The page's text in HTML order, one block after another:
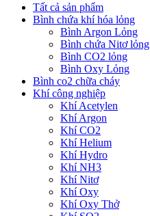
Tất cả sản phẩm
Bình chứa khí hóa lỏng
Bình Argon Lỏng
Bình chứa Nitơ lỏng
Bình CO2 lỏng
Bình Oxy Lỏng
Bình co2 chữa cháy
Khí công nghiệp
Khí Acetylen
Khí Argon
Khí CO2
Khí Helium
Khí Hydro
Khí NH3
Khí Nitơ
Khí Oxy
Khí Oxy Thở